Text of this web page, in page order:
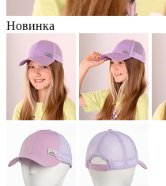
Новинка